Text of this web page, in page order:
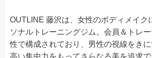
OUTLINE 藤沢は、女性のボディメイク
ソナルトレーニングジム。会員＆トレ
性で構成されており、男性の視線をきに
高い集中力をもってさらなる美を追求で